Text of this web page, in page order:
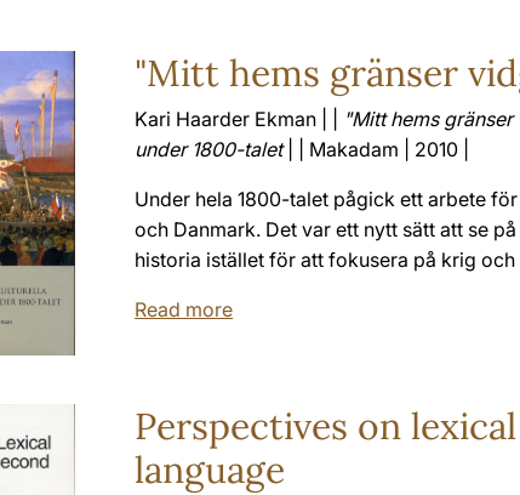
"Mitt hems gränser
Kari Haarder Ekman | |
"Mitt hems
under 1800-talet| | Makadam | 2010 |
Under hela 1800-talet pågick ett arbete
och Danmark. Det var ett nytt sätt att se
historia istället för att fokusera på krig
Read more
Perspectives on
language